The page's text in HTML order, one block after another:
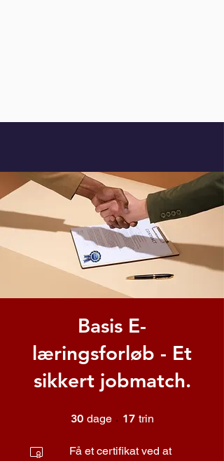
Basis E-
læringsforløb - Et
sikkert jobmatch.
30 dage 30 dage
17 trin
Få et certifikat ved at